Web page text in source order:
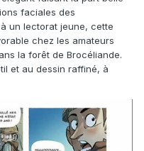
faciales des
un lectorat jeune, cette
chez les amateurs
la forêt de Brocéliande.
et au dessin raffiné, à